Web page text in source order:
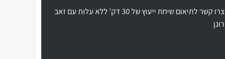
צרו קשר לתיאום שיחת ייעוץ של 30 דק' ללא עלות עם זאב
רונן